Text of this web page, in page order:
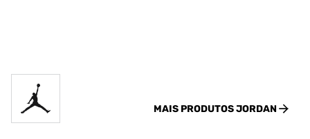
MAIS PRODUTOSJORDAN